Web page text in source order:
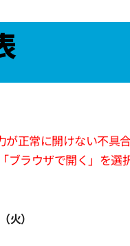
正常に開けない不具
ブラウザで開く」を選
火）